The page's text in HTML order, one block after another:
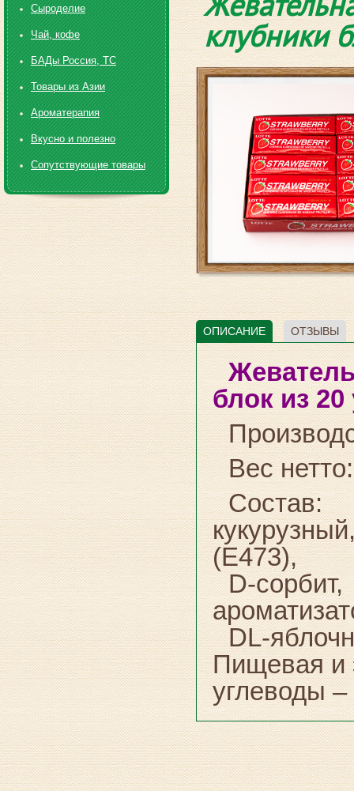
клубники
ОПИСАНИЕ ОТЗЫВЫ
блок из
Вес
Состав:
(E473),
D-
DL-
Пищевая и
углеводы –
Сыроделие
Чай, кофе
БАДы Россия, ТС
Товары из Азии
Ароматерапия
Вкусно и полезно
Сопутствующие товары